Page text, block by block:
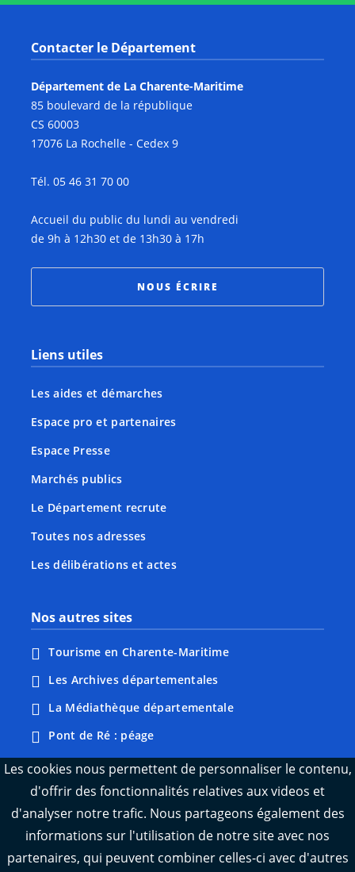
Contacter le Département
Département de La Charente-Maritime
85 boulevard de la république
CS 60003
17076 La Rochelle - Cedex 9
Tél. 05 46 31 70 00
Accueil du public du lundi au vendredi
de 9h à 12h30 et de 13h30 à 17h
NOUS ÉCRIRE
Liens utiles
Les aides et démarches
Espace pro et partenaires
Espace Presse
Marchés publics
Le Département recrute
Toutes nos adresses
Les délibérations et actes
Nos autres sites
Tourisme en Charente-Maritime
Les Archives départementales
La Médiathèque départementale
Pont de Ré : péage
Webcams : Ré info trafic
Webcams : Oléron info trafic
Manger 17
Les cookies nous permettent de personnaliser le contenu,
d'offrir des fonctionnalités relatives aux videos et
d'analyser notre trafic. Nous partageons également des
informations sur l'utilisation de notre site avec nos
partenaires, qui peuvent combiner celles-ci avec d'autres